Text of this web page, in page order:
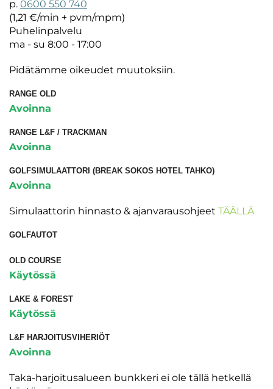
p. 0600 550 740
(1,21 €/min + pvm/mpm)
Puhelinpalvelu
ma - su 8:00 - 17:00
Pidätämme oikeudet muutoksiin.
RANGE OLD
Avoinna
​​RANGE L&F / TRACKMAN
Avoinna
GOLFSIMULAATTORI (BREAK SOKOS HOTEL TAHKO)
Avoinna
Simulaattorin hinnasto & ajanvarausohjeet TÄÄLLÄ
GOLFAUTOT​​​​​​​
OLD COURSE
Käytössä
LAKE & FOREST
Käytössä
L&F HARJOITUSVIHERIÖT
Avoinna
​​​​​​​Taka-harjoitusalueen bunkkeri ei ole tällä hetkellä